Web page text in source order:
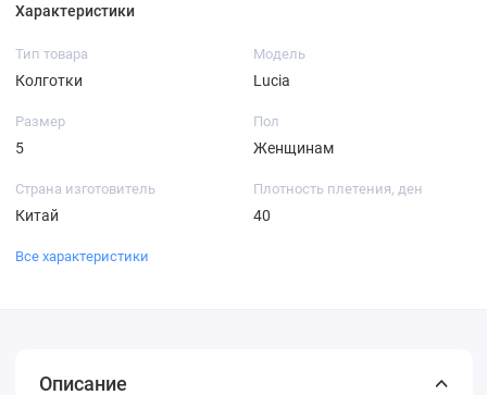
Характеристики
Тип товара
Колготки
Модель
Lucia
Размер
5
Пол
Женщинам
Страна изготовитель
Китай
Плотность плетения, ден
40
Все характеристики
Описание